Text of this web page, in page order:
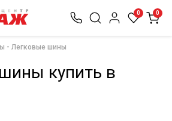
0 0
Легковые шины
купить в